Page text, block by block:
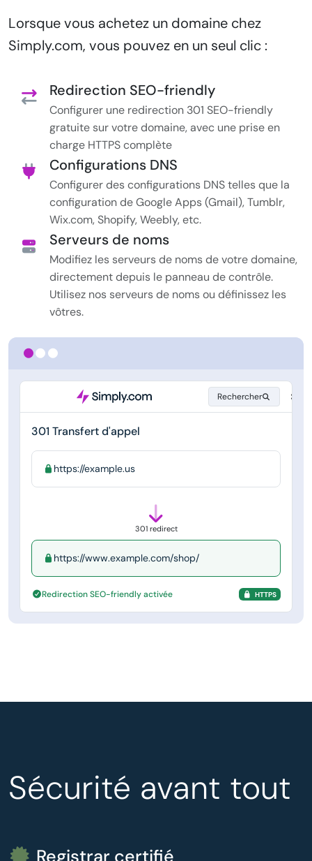
Rechercher
301 Transfert d'appel
https://example.us
301 redirect
https://www.example.com/shop/
Redirection SEO-friendly activée HTTPS
Lorsque vous achetez un domaine chez
Simply.com, vous pouvez en un seul clic :
Redirection SEO-friendly
Configurer une redirection 301 SEO-friendly
gratuite sur votre domaine, avec une prise en
charge HTTPS complète
Configurations DNS
Configurer des configurations DNS telles que la
configuration de Google Apps (Gmail), Tumblr,
Wix.com, Shopify, Weebly, etc.
Serveurs de noms
Modifiez les serveurs de noms de votre domaine,
directement depuis le panneau de contrôle.
Utilisez nos serveurs de noms ou définissez les
vôtres.
Sécurité avant tout